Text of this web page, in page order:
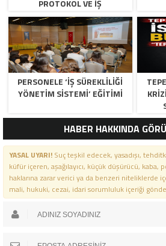
PROTOKOL VE İŞ
DÜNYASINDAN BASKETBOL
TAKIMINA TAM DESTEK…
PERSONELE ‘İŞ SÜREKLİLİĞİ
YÖNETİM SİSTEMİ’ EĞİTİMİ
HABER HAKKINDA
YASAL UYARI!Suç teşkil edecek, yasadışı,
küfür içeren, aşağılayıcı, küçük düşürücü, kaba,
haklarına zarar verici ya da benzeri niteliklerde
mali, hukuki, cezai, idari sorumluluk içeriği